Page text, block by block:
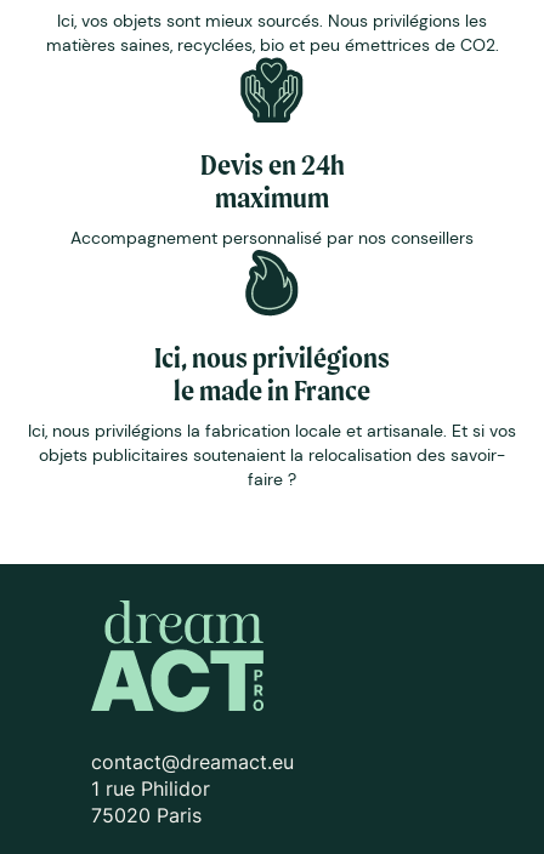
Ici, vos objets sont mieux sourcés. Nous privilégions les
matières saines, recyclées, bio et peu émettrices de CO2.
Devis en 24h
maximum
Accompagnement personnalisé par nos conseillers
Ici, nous privilégions
le made in France
Ici, nous privilégions la fabrication locale et artisanale. Et si vos
objets publicitaires soutenaient la relocalisation des savoir-
faire ?
contact@dreamact.eu
1 rue Philidor
75020 Paris